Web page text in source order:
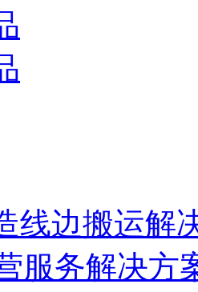
线边搬运解
服务解决方